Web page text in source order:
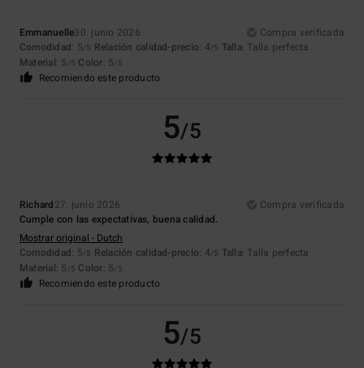
Emmanuelle30. junio 2026
Compra verificada
Comodidad: 5/5 Relación calidad-precio: 4/5 Talla: Talla perfecta
Material: 5 /5 Color: 5/5
Recomiendo este producto
5/5
Richard27. junio 2026
Compra verificada
Cumple con las expectativas, buena calidad.
Mostrar original - Dutch
Comodidad: 5/5 Relación calidad-precio: 4/5 Talla: Talla perfecta
Material: 5 /5 Color: 5/5
Recomiendo este producto
5/5